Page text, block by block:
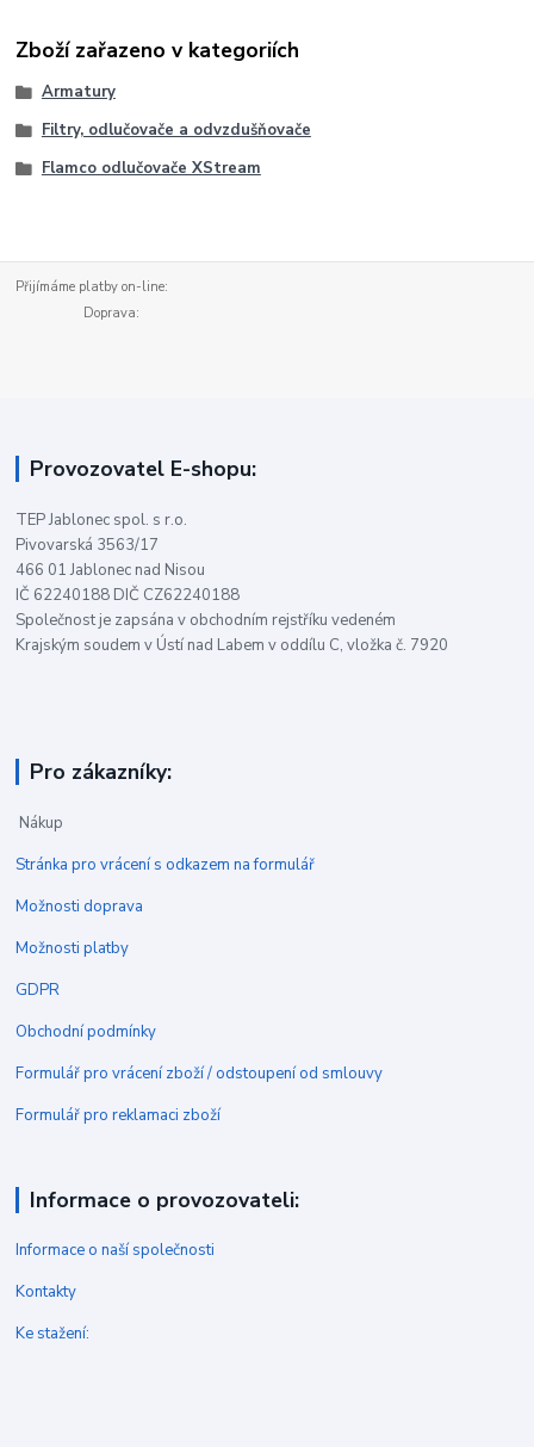
Zboží zařazeno v kategoriích
Armatury
Filtry, odlučovače a odvzdušňovače
Flamco odlučovače XStream
Přijímáme platby on-line:
Doprava:
Provozovatel E-shopu:
TEP Jablonec spol. s r.o.
Pivovarská 3563/17
466 01 Jablonec nad Nisou
IČ 62240188 DIČ CZ62240188
Společnost je zapsána v obchodním rejstříku vedeném
Krajským soudem v Ústí nad Labem v oddílu C, vložka č. 7920
Pro zákazníky:
Nákup
Stránka pro vrácení s odkazem na formulář
Možnosti doprava
Možnosti platby
GDPR
Obchodní podmínky
Formulář pro vrácení zboží / odstoupení od smlouvy
Formulář pro reklamaci zboží
Informace o provozovateli:
Informace o naší společnosti
Kontakty
Ke stažení: